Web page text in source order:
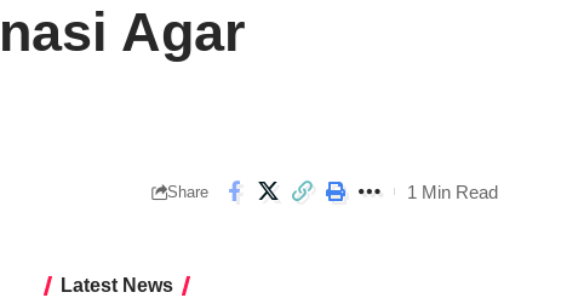
Agar
Share 1 Min Read
Latest News